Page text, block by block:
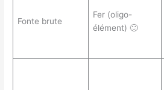
Fonte brute
Fer (oligo-
élément) 🙂